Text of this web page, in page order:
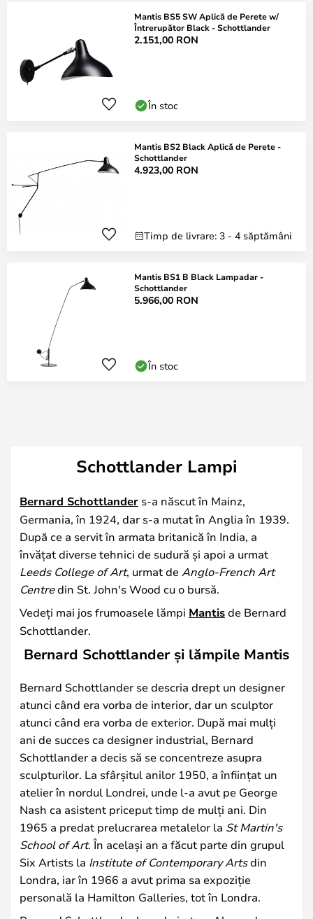
Mantis BS5 SW Aplică de Perete w/
Întrerupător Black - Schottlander
2.151,00 RON
În stoc
Mantis BS2 Black Aplică de Perete -
Schottlander
4.923,00 RON
Timp de livrare: 3 - 4 săptămâni
Mantis BS1 B Black Lampadar -
Schottlander
5.966,00 RON
În stoc
Schottlander Lampi
Bernard Schottlander s-a născut în Mainz,
Germania, în 1924, dar s-a mutat în Anglia în 1939.
După ce a servit în armata britanică în India, a
învățat diverse tehnici de sudură și apoi a urmat
Leeds College of Art, urmat de Anglo-French Art
Centredin St. John's Wood cu o bursă.
Vedeți mai jos frumoasele lămpi Mantisde Bernard
Schottlander.
Bernard Schottlander și lămpile Mantis
Bernard Schottlander se descria drept un designer
atunci când era vorba de interior, dar un sculptor
atunci când era vorba de exterior. După mai mulți
ani de succes ca designer industrial, Bernard
Schottlander a decis să se concentreze asupra
sculpturilor. La sfârșitul anilor 1950, a înființat un
atelier în nordul Londrei, unde l-a avut pe George
Nash ca asistent priceput timp de mulți ani. Din
1965 a predat prelucrarea metalelor la St Martin's
School of Art. În același an a făcut parte din grupul
Six Artists la Institute of Contemporary Artsdin
Londra, iar în 1966 a avut prima sa expoziție
personală la Hamilton Galleries, tot în Londra.